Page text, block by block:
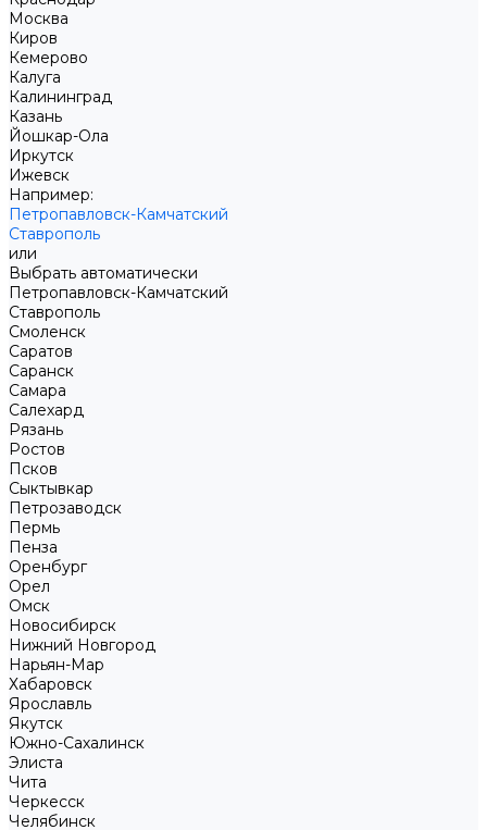
Москва
Киров
Кемерово
Калуга
Калининград
Казань
Йошкар-Ола
Иркутск
Ижевск
Например:
Петропавловск-Камчатский
Ставрополь
или
Выбрать автоматически
Петропавловск-Камчатский
Ставрополь
Смоленск
Саратов
Саранск
Самара
Салехард
Рязань
Ростов
Псков
Сыктывкар
Петрозаводск
Пермь
Пенза
Оренбург
Орел
Омск
Новосибирск
Нижний Новгород
Нарьян-Мар
Хабаровск
Ярославль
Якутск
Южно-Сахалинск
Элиста
Чита
Черкесск
Челябинск